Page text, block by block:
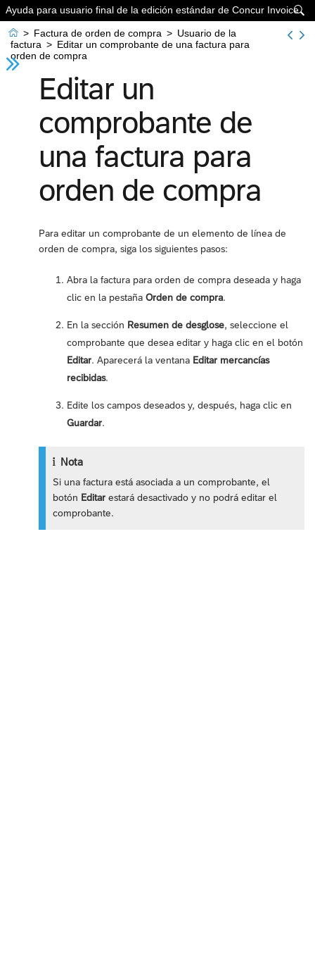

Ayuda para usuario final de la edición estándar de Concur Invoice
 > Factura de orden de compra > Usuario de la
factura > Editar un comprobante de una factura para
orden de compra
Editar un
comprobante de
una factura para
orden de compra
Para editar un comprobante de un elemento de línea de
orden de compra, siga los siguientes pasos:
Abra la factura para orden de compra deseada y haga
clic en la pestaña Orden de compra.
En la sección Resumen de desglose, seleccione el
comprobante que desea editar y haga clic en el botón
Editar. Aparecerá la ventana Editar mercancías
recibidas.
Edite los campos deseados y, después, haga clic en
Guardar.
Nota
Si una factura está asociada a un comprobante, el
botón Editar estará desactivado y no podrá editar el
comprobante.